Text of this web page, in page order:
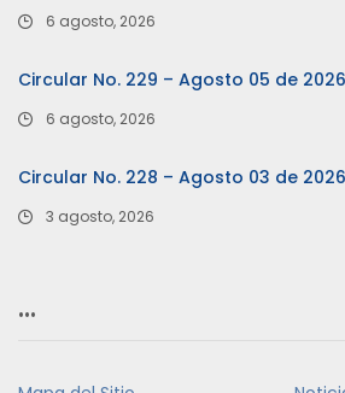
6 agosto, 2026
Circular No. 229 – Agosto 05 de 2026
6 agosto, 2026
Circular No. 228 – Agosto 03 de 2026
3 agosto, 2026
…